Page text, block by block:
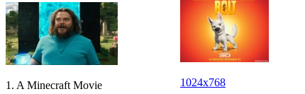
1. A Minecraft Movie
1024x768